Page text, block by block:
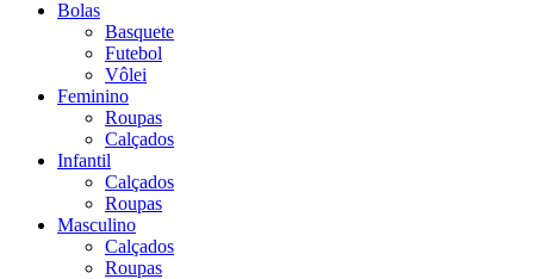
Bolas
Basquete
Futebol
Vôlei
Feminino
Roupas
Calçados
Infantil
Calçados
Roupas
Masculino
Calçados
Roupas